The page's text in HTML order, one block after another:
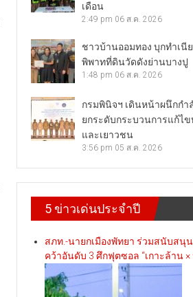
เดือน
2:49 pm 06 ส.ค. 2026
ชาวบ้านออมทอง บุกทำเนี
พิพาทที่ดินวัดดังย่านบางปู
1:48 pm 06 ส.ค. 2026
กรมพินิจฯ เดินหน้าผนึกกำ
ยกระดับกระบวนการแก้ไ
และเยาวชน
3:56 pm 05 ส.ค. 2026
5 ข่าวเด่นประจำปี
สภท.-นายกเมืองพัทยา ร่วมสนับสนุน
คว้าอันดับ 3 ศึกฟุตซอล “เกาะล้าน ×